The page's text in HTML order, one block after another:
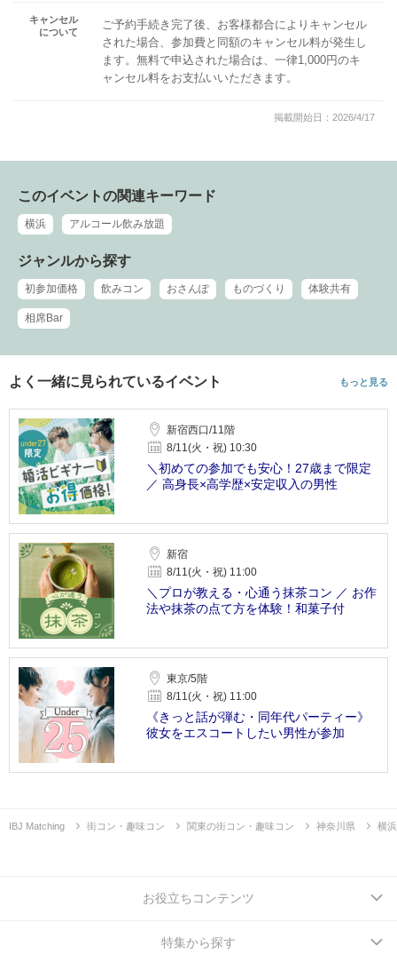
キャンセル
について
ご予約手続き完了後、お客様都合によりキャンセル
された場合、参加費と同額のキャンセル料が発生し
ます。無料で申込された場合は、一律1,000円のキ
ャンセル料をお支払いいただきます。
掲載開始日：2026/4/17
このイベントの関連キーワード
横浜 アルコール飲み放題
ジャンルから探す
初参加価格 飲みコン おさんぽ ものづくり 体験共有
相席Bar
よく一緒に見られているイベント もっと見る
新宿西口/11階
8/11(火・祝) 10:30
＼初めての参加でも安心！27歳まで限定
／ 高身長×高学歴×安定収入の男性
新宿
8/11(火・祝) 11:00
＼プロが教える・心通う抹茶コン ／ お作
法や抹茶の点て方を体験！和菓子付
東京/5階
8/11(火・祝) 11:00
《きっと話が弾む・同年代パーティー》
彼女をエスコートしたい男性が参加
IBJ Matching 街コン・趣味コン 関東の街コン・趣味コン 神奈川県 横浜
お役立ちコンテンツ
特集から探す